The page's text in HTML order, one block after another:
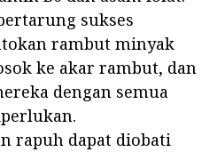
sukses
rambut minyak
ke akar rambut, dan
dengan semua
rapuh dapat diobati